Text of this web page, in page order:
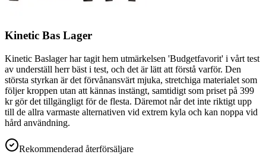
Kinetic Bas Lager
Kinetic Baslager har tagit hem utmärkelsen 'Budgetfavorit' i vårt test
av underställ herr bäst i test, och det är lätt att förstå varför. Den
största styrkan är det förvånansvärt mjuka, stretchiga materialet som
följer kroppen utan att kännas instängt, samtidigt som priset på 399
kr gör det tillgängligt för de flesta. Däremot når det inte riktigt upp
till de allra varmaste alternativen vid extrem kyla och kan noppa vid
hård användning.
Rekommenderad återförsäljare